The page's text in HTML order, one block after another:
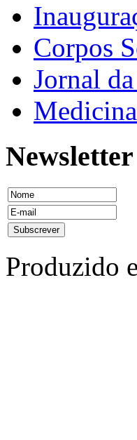
Corpos
Jornal
Newsletter
Produzido